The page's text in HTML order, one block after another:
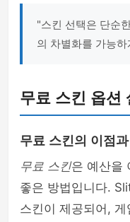
"스킨 선택은 단순
의 차별화를 가능
무료 스킨 옵션
무료 스킨의 이점과
무료 스킨은 예산을
좋은 방법입니다.
스킨이 제공되어,